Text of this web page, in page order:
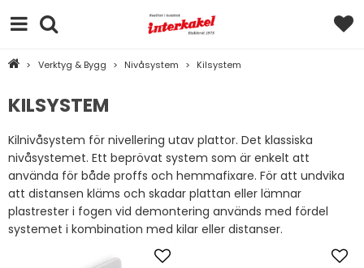
> Verktyg & Bygg > Nivåsystem > Kilsystem
KILSYSTEM
Kilnivåsystem för nivellering utav plattor. Det klassiska
nivåsystemet. Ett beprövat system som är enkelt att
använda för både proffs och hemmafixare. För att undvika
att distansen kläms och skadar plattan eller lämnar
plastrester i fogen vid demontering används med fördel
systemet i kombination med kilar eller distanser.